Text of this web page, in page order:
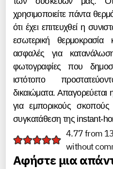
χρησιμοποιείτε πάντα
ότι έχει επιτευχθεί η
εσωτερική θερμοκρασία
ασφαλές για
φωτογραφίες που
ιστότοπο
δικαιώματα. Απαγορεύεται
για εμπορικούς
συγκατάθεση της instant-
4.77 from
without
Αφήστε μια